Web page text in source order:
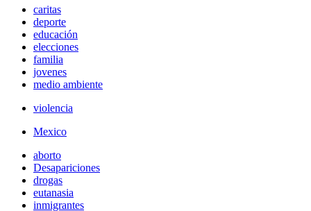
caritas
deporte
educación
elecciones
familia
jovenes
medio ambiente
violencia
Mexico
aborto
Desapariciones
drogas
eutanasia
inmigrantes